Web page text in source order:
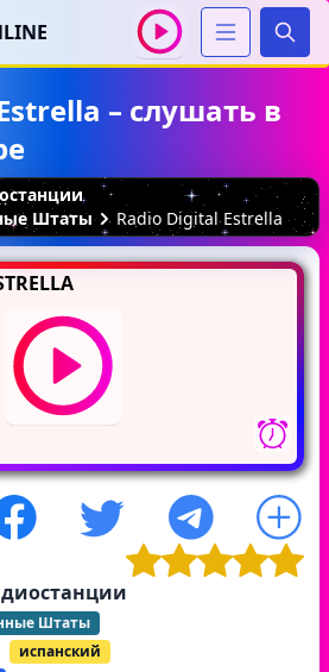
– слушать в
Штаты
Radio Digital Estrella
Штаты
испанский